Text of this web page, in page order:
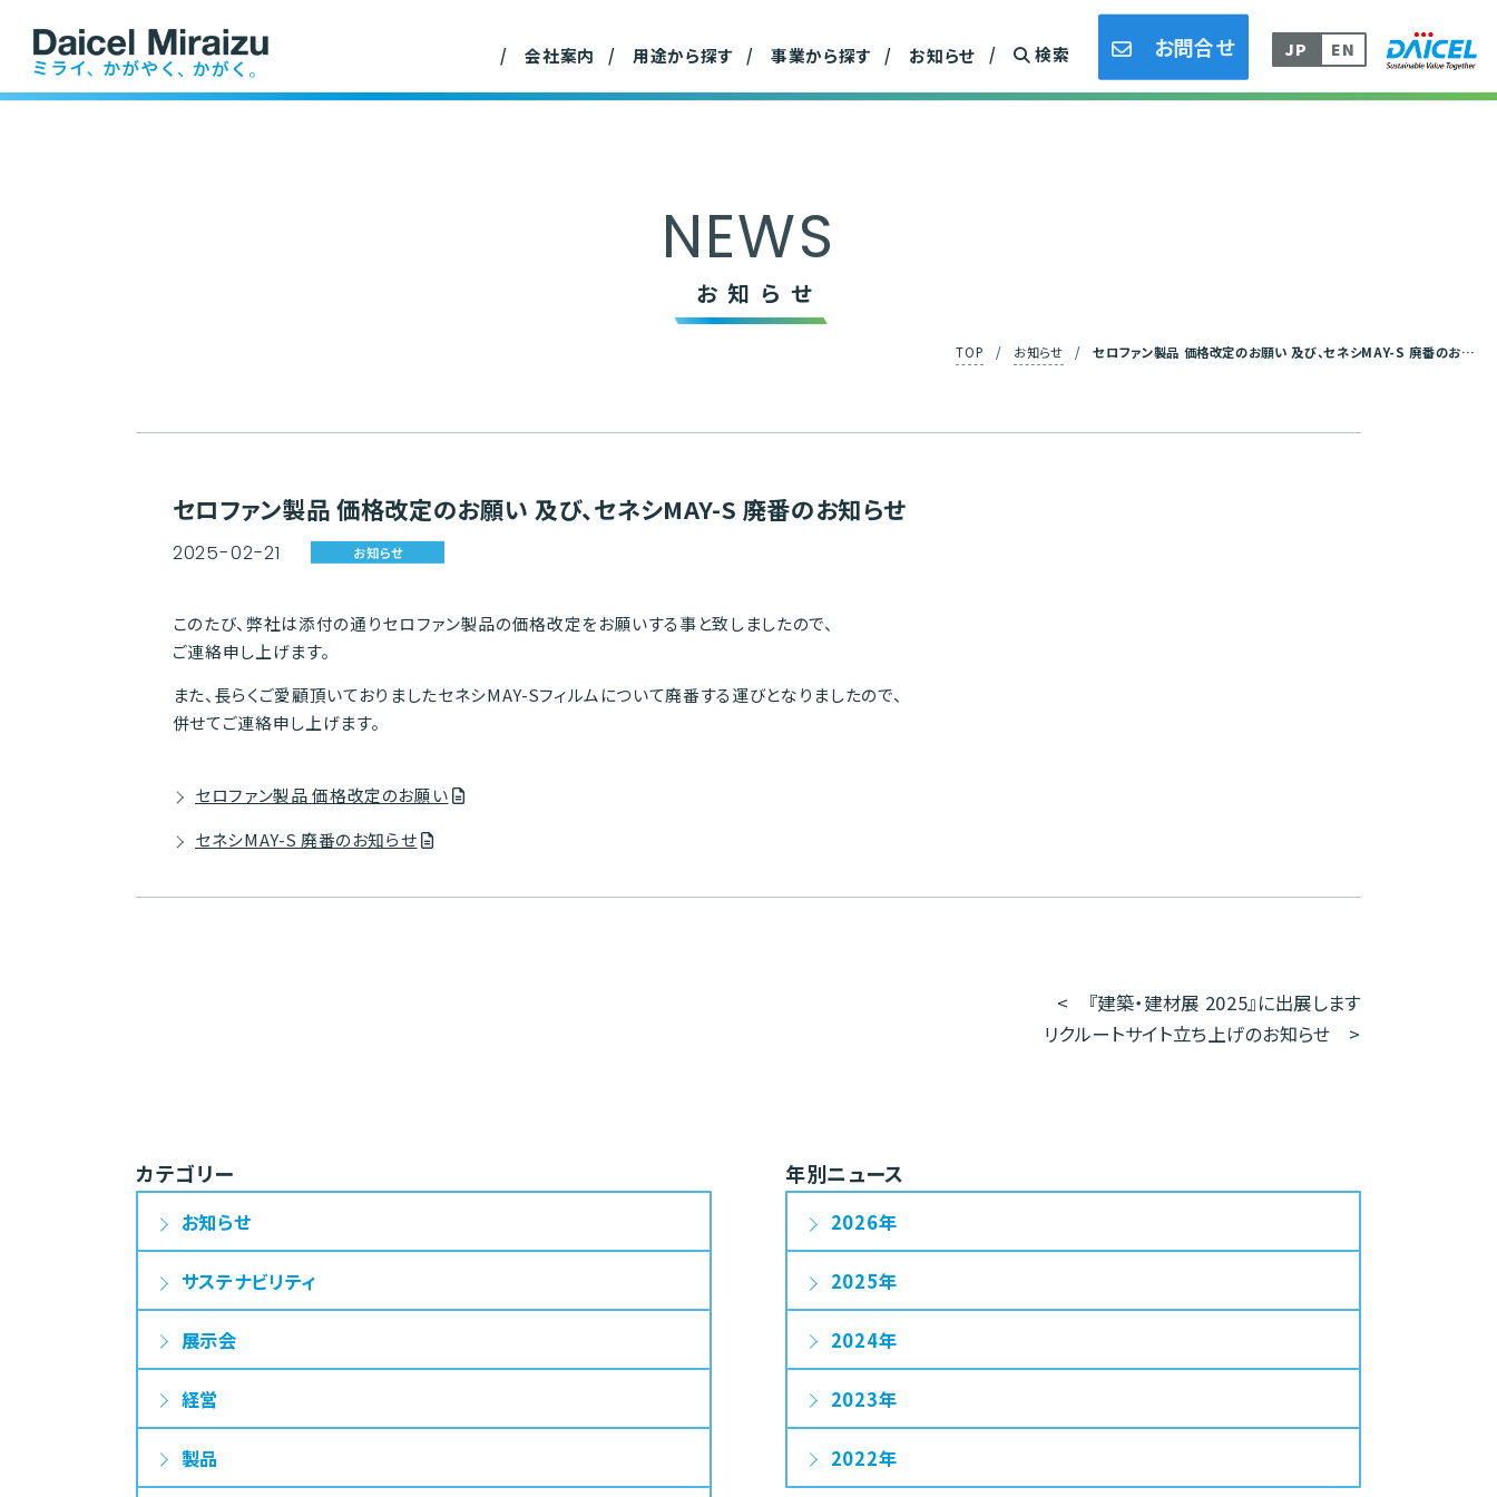
会社案内
業務内容 採用情報
用途から探す
医療・医薬
事業から探す
ファーム事業 DLAMP/熱接着フィルム事業
お知らせ 検索 お問合せ JP EN
NEWS
お知らせ
TOP / お知らせ / セロファン製品 価格改定のお願い 及び、セネシMAY-S 廃番のお知らせ
セロファン製品 価格改定のお願い 及び、セネシMAY-S 廃番のお知らせ
2025-02-21 お知らせ
このたび、弊社は添付の通りセロファン製品の価格改定をお願いする事と致しましたので、
ご連絡申し上げます。
また、長らくご愛顧頂いておりましたセネシMAY-Sフィルムについて廃番する運びとなりましたので、
併せてご連絡申し上げます。
セロファン製品 価格改定のお願い
セネシMAY-S 廃番のお知らせ
<
『建築・建材展 2025』に出展します
リクルートサイト立ち上げのお知らせ >
カテゴリー
お知らせ
サステナビリティ
展示会
経営
製品
年別ニュース
2026
2025
2024
2023
2022